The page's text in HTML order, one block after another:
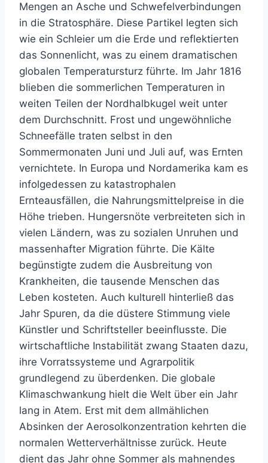
Mengen an Asche und Schwefelverbindungen
in die Stratosphäre. Diese Partikel legten sich
wie ein Schleier um die Erde und reflektierten
das Sonnenlicht, was zu einem dramatischen
globalen Temperatursturz führte. Im Jahr 1816
blieben die sommerlichen Temperaturen in
weiten Teilen der Nordhalbkugel weit unter
dem Durchschnitt. Frost und ungewöhnliche
Schneefälle traten selbst in den
Sommermonaten Juni und Juli auf, was Ernten
vernichtete. In Europa und Nordamerika kam es
infolgedessen zu katastrophalen
Ernteausfällen, die Nahrungsmittelpreise in die
Höhe trieben. Hungersnöte verbreiteten sich in
vielen Ländern, was zu sozialen Unruhen und
massenhafter Migration führte. Die Kälte
begünstigte zudem die Ausbreitung von
Krankheiten, die tausende Menschen das
Leben kosteten. Auch kulturell hinterließ das
Jahr Spuren, da die düstere Stimmung viele
Künstler und Schriftsteller beeinflusste. Die
wirtschaftliche Instabilität zwang Staaten dazu,
ihre Vorratssysteme und Agrarpolitik
grundlegend zu überdenken. Die globale
Klimaschwankung hielt die Welt über ein Jahr
lang in Atem. Erst mit dem allmählichen
Absinken der Aerosolkonzentration kehrten die
normalen Wetterverhältnisse zurück. Heute
dient das Jahr ohne Sommer als mahnendes